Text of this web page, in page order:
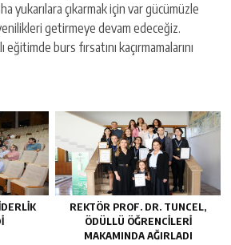
yukarılara çıkarmak için var gücümüzle
getirmeye devam edeceğiz.
eğitimde burs fırsatını kaçırmamalarını
REKTÖR PROF. DR. TUNCEL,
ÖDÜLLÜ ÖĞRENCİLERİ
MAKAMINDA AĞIRLADI